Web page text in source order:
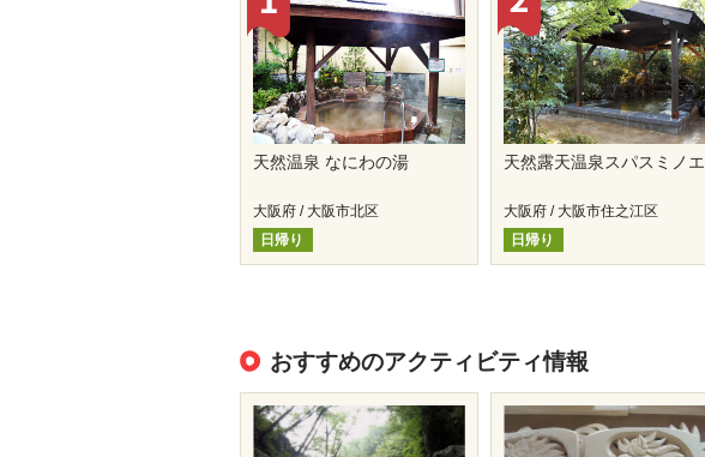
天然温泉 なにわの湯
大阪府 / 大阪市北区
日帰り
天然露天温泉スパスミノエ
大阪府 / 大阪市住之江区
日帰り
おすすめのアクティビティ情報